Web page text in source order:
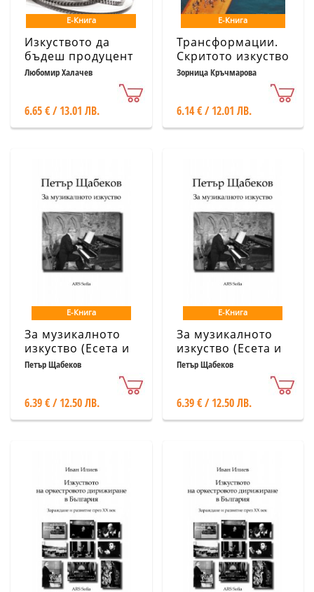
Е-Книга
Изкуството да
бъдеш продуцент
Любомир Халачев
6.65 € / 13.01 ЛВ.
Е-Книга
Трансформации.
Скритото изкуство
на Кристо и Жан-
Зорница Кръчмарова
6.14 € / 12.01 ЛВ.
Е-Книга
За музикалното
изкуство (Есета и
лекции)
Петър Щабеков
6.39 € / 12.50 ЛВ.
Е-Книга
За музикалното
изкуство (Есета и
лекции)
Петър Щабеков
6.39 € / 12.50 ЛВ.